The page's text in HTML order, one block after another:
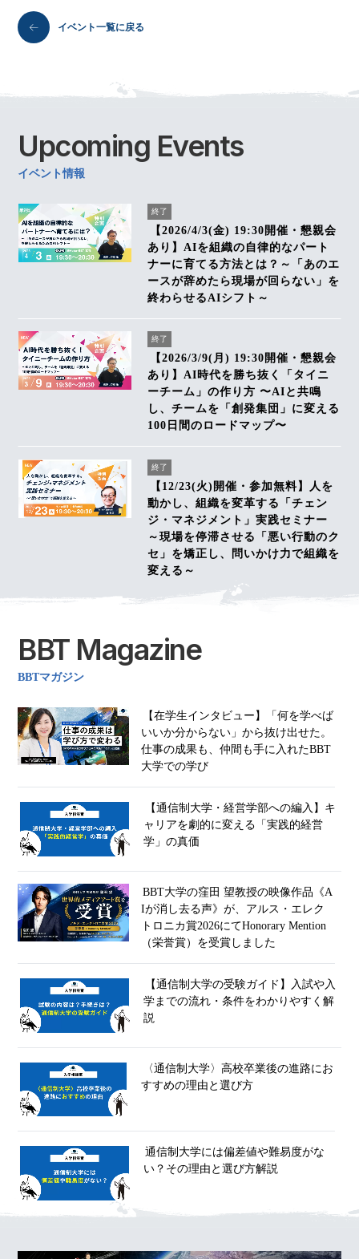
イベント一覧に戻る
Upcoming Events
イベント情報
終了
【2026/4/3(金) 19:30開催・懇親会
あり】AIを組織の自律的なパート
ナーに育てる方法とは？～「あのエ
ースが辞めたら現場が回らない」を
終わらせるAIシフト～
終了
【2026/3/9(月) 19:30開催・懇親会
あり】AI時代を勝ち抜く「タイニ
ーチーム」の作り方 〜AIと共鳴
し、チームを「創発集団」に変える
100日間のロードマップ〜
終了
【12/23(火)開催・参加無料】人を
動かし、組織を変革する「チェン
ジ・マネジメント」実践セミナー
～現場を停滞させる「悪い行動のク
セ」を矯正し、問いかけ力で組織を
変える～
BBT Magazine
BBTマガジン
【在学生インタビュー】「何を学べば
いいか分からない」から抜け出せた。
仕事の成果も、仲間も手に入れたBBT
大学での学び
【通信制大学・経営学部への編入】キ
ャリアを劇的に変える「実践的経営
学」の真価
BBT大学の窪田 望教授の映像作品《A
Iが消し去る声》が、アルス・エレク
トロニカ賞2026にてHonorary Mention
（栄誉賞）を受賞しました
【通信制大学の受験ガイド】入試や入
学までの流れ・条件をわかりやすく解
説
〈通信制大学〉高校卒業後の進路にお
すすめの理由と選び方
通信制大学には偏差値や難易度がな
い？その理由と選び方解説